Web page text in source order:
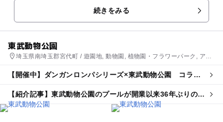
続きをみる
東武動物公園
埼玉県南埼玉郡宮代町 / 遊園地, 動物園, 植物園・フラワーパーク, アス
【開催中】ダンガンロンパシリーズ×東武動物公園 コラボ
【紹介記事】東武動物公園のプールが開業以来36年ぶりの大
改修 ウォーターチャレンジとのコラボも